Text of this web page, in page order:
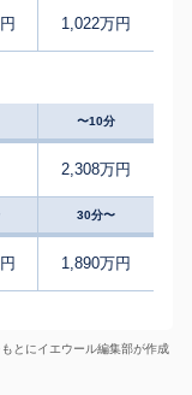
1,022万円
〜10分
2,308万円
30分〜
1,890万円
もとにイエウール編集部が作成